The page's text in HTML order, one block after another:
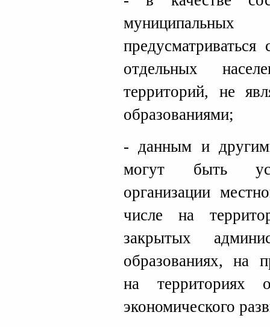
отдельных
территорий, не
образованиями;
- данным и
могут быть
организации
числе на
закрытых
образованиях, на
на территориях
экономического